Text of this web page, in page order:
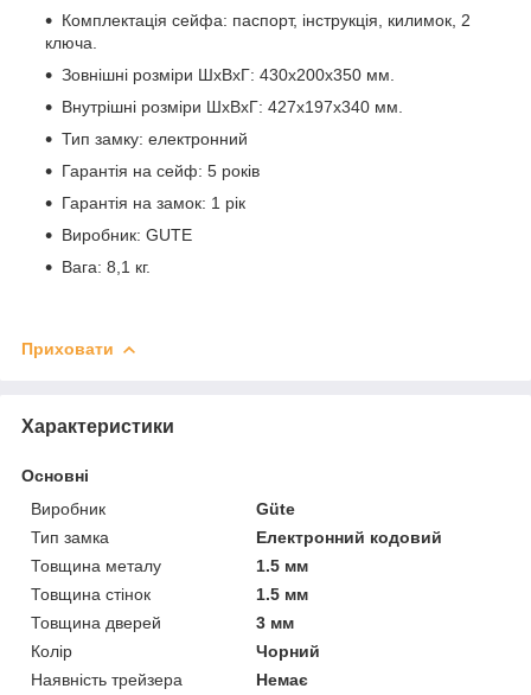
Комплектація сейфа: паспорт, інструкція, килимок, 2
ключа.
Зовнішні розміри ШхВхГ: 430х200х350 мм.
Внутрішні розміри ШхВхГ: 427х197х340 мм.
Тип замку: електронний
Гарантія на сейф: 5 років
Гарантія на замок: 1 рік
Виробник: GUTE
Вага: 8,1 кг.
Приховати
Характеристики
Основні
Виробник
Güte
Тип замка
Електронний кодовий
Товщина металу
1.5 мм
Товщина стінок
1.5 мм
Товщина дверей
3 мм
Колір
Чорний
Наявність трейзера
Немає